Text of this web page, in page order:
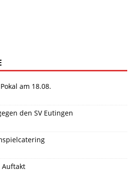
am 18.08.
den SV Eutingen
Auftakt